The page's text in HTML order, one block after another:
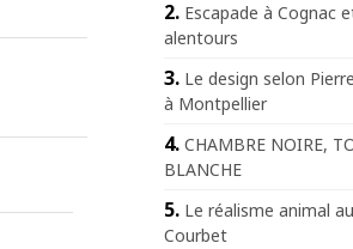
Escapade à Cognac
alentours
Le design selon
à Montpellier
CHAMBRE NOIRE,
BLANCHE
Le réalisme animal
Courbet